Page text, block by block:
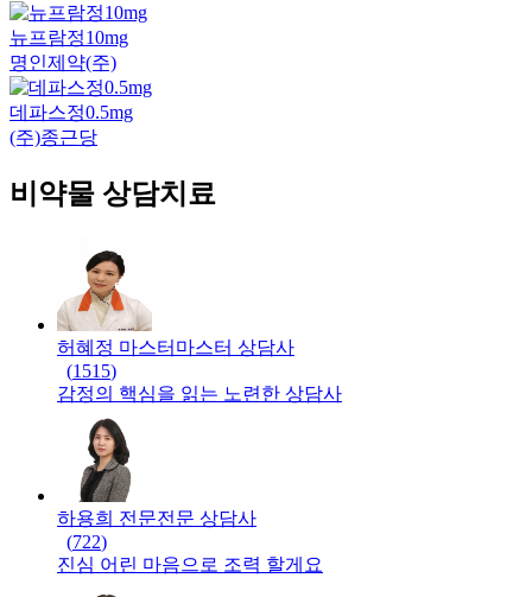
뉴프람정10mg
명인제약(주)
데파스정0.5mg
(주)종근당
비약물 상담치료
허혜정 마스터 마스터 상담사
(1515)
감정의 핵심을 읽는 노련한 상담사
하용희 전문전문 상담사
(722)
진심 어린 마음으로 조력 할게요